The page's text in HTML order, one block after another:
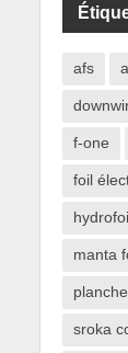
afs
f-one
foil
manta
planche
sroka